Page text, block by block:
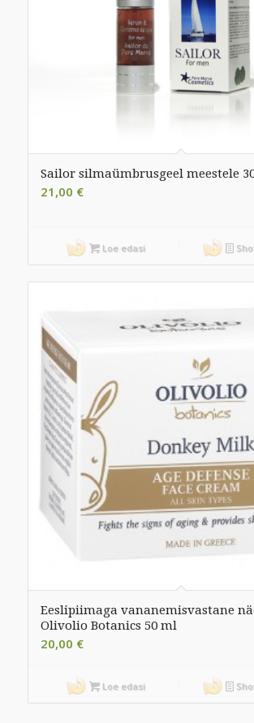
Sailor silmaümbrusgeel meestele
21,00 €
Loe edasi
Eeslipiimaga vananemisvastane
Olivolio Botanics 50 ml
20,00 €
Loe edasi